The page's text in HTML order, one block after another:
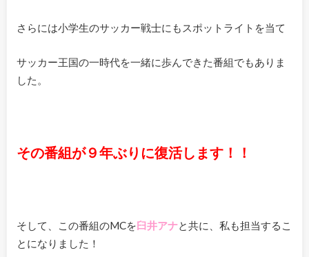
さらには小学生のサッカー戦士にもスポットライトを当て
サッカー王国の一時代を一緒に歩んできた番組でもありま
した。
その番組が９年ぶりに復活します！！
そして、この番組のMCを臼井アナと共に、私も担当するこ
とになりました！